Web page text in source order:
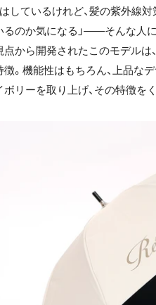
しているけれど、髪の紫外線
るのか気になる」——そんな人
から開発されたこのモデルは
。機能性はもちろん、上品な
リーを取り上げ、その特徴を